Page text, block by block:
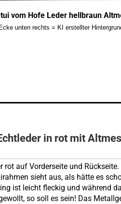
vom Hofe Leder hellbraun
unten rechts = KI erstellter
in rot mit
auf Vorderseite und Rückseite.
sieht aus, als hätte es
ist leicht fleckig und während
so soll es sein! Das